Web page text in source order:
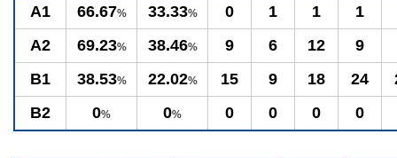
A1 66.67% 33.33% 0 1 1
1
A2
69.23% 38.46% 9 6 12
9
B1
38.53% 22.02% 15 9 18 24
B2
0% 0% 0 0 0 0